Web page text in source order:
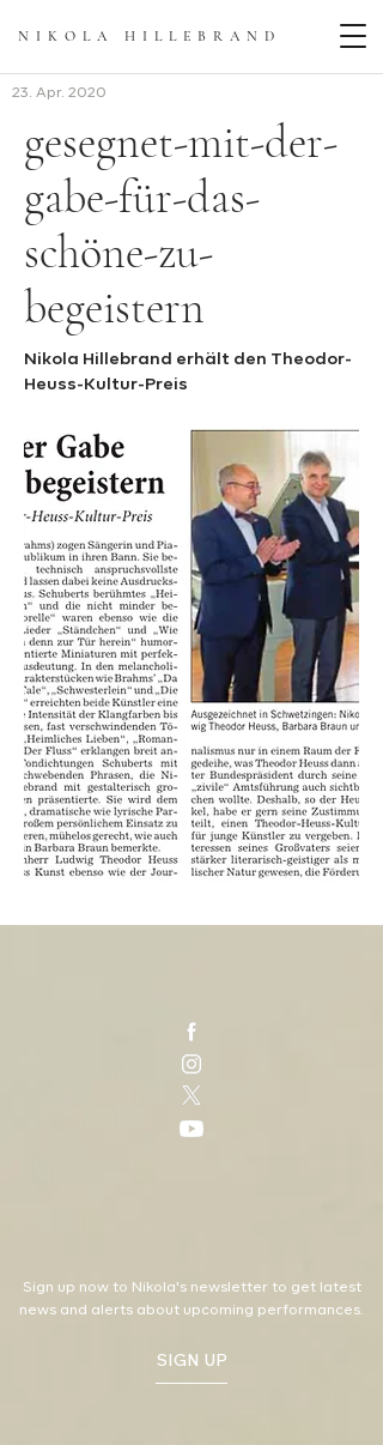
NIKOLA HILLEBRAN D
23. Apr. 2020
gesegnet-mit-der-
gabe-für-das-
schöne-zu-
begeistern
Nikola Hillebrand erhält den Theodor-
Heuss-Kultur-Preis
Sign up now to Nikola's newsletter to get latest
news and alerts about upcoming performances.
SIGN UP